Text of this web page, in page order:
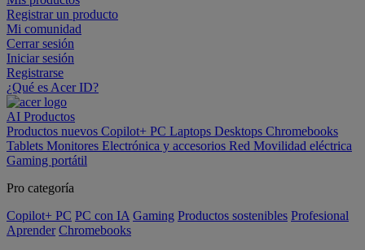
Registrar un producto
Mi comunidad
Cerrar sesión
Iniciar sesión
Registrarse
¿Qué es Acer ID?
AI Productos
Productos nuevos Copilot+ PC Laptops Desktops Chromebooks
Tablets Monitores Electrónica y accesorios Red Movilidad eléctrica
Gaming portátil
Pro categoría
Copilot+ PC PC con IA Gaming Productos sostenibles Profesional
Aprender Chromebooks